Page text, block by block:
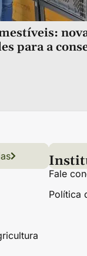
para a
Fale
Política